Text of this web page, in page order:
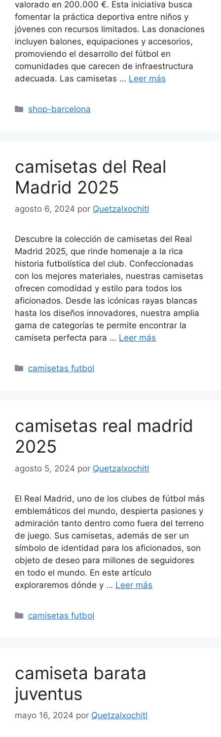
valorado en 200.000 €. Esta iniciativa busca
fomentar la práctica deportiva entre niños y
jóvenes con recursos limitados. Las donaciones
incluyen balones, equipaciones y accesorios,
promoviendo el desarrollo del fútbol en
comunidades que carecen de infraestructura
adecuada. Las camisetas … Leer más
Categorías
shop-barcelona
camisetas del Real
Madrid 2025
agosto 6, 2024 por Quetzalxochitl
Descubre la colección de camisetas del Real
Madrid 2025, que rinde homenaje a la rica
historia futbolística del club. Confeccionadas
con los mejores materiales, nuestras camisetas
ofrecen comodidad y estilo para todos los
aficionados. Desde las icónicas rayas blancas
hasta los diseños innovadores, nuestra amplia
gama de categorías te permite encontrar la
camiseta perfecta para … Leer más
Categorías
camisetas futbol
camisetas real madrid
2025
agosto 5, 2024 por Quetzalxochitl
El Real Madrid, uno de los clubes de fútbol más
emblemáticos del mundo, despierta pasiones y
admiración tanto dentro como fuera del terreno
de juego. Sus camisetas, además de ser un
símbolo de identidad para los aficionados, son
objeto de deseo para millones de seguidores
en todo el mundo. En este artículo
exploraremos dónde y … Leer más
Categorías
camisetas futbol
camiseta barata
juventus
mayo 16, 2024 por Quetzalxochitl